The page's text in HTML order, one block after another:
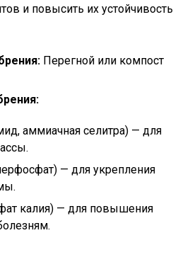
и повысить их устойчивость
Перегной или компост
аммиачная селитра) — для
— для укрепления
калия) — для повышения